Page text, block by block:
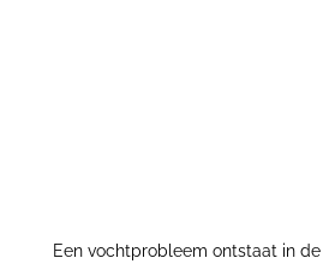
Een vochtprobleem ontstaat in